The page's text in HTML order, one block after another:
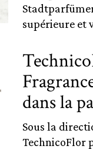
supérieure et
dans la
Sous la
TechnicoFlor